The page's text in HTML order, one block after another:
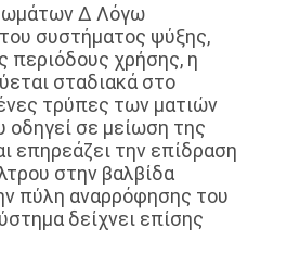
∆ Λόγω
συστήματος ψύξης,
περιόδους χρήσης, η
σταδιακά στο
τρύπες των ματιών
οδηγεί σε μείωση της
επηρεάζει την επίδραση
στην βαλβίδα
πύλη αναρρόφησης του
δείχνει επίσης